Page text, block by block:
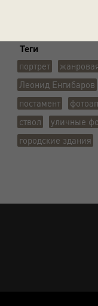
Теги
портрет
Леонид Енгибаров
постамент
ствол
уличные
городские здания